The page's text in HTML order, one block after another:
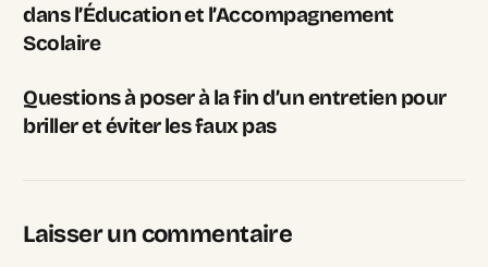
dans l’Éducation et l’Accompagnement
Scolaire
Questions à poser à la fin d’un entretien pour
briller et éviter les faux pas
Laisser un commentaire